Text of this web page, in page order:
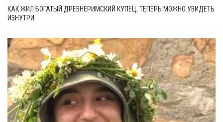
КАК ЖИЛ БОГАТЫЙ ДРЕВНЕРИМСКИЙ КУПЕЦ, ТЕПЕРЬ МОЖНО УВИДЕТЬ
ИЗНУТРИ